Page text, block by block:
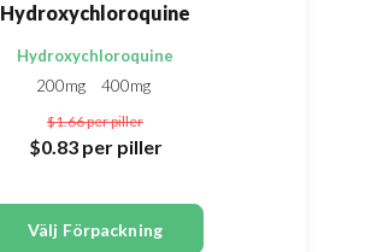
Hydroxychloroquine
Hydroxychloroquine
200mg
400mg
$1.66per piller
$0.83 per piller
Välj Förpackning